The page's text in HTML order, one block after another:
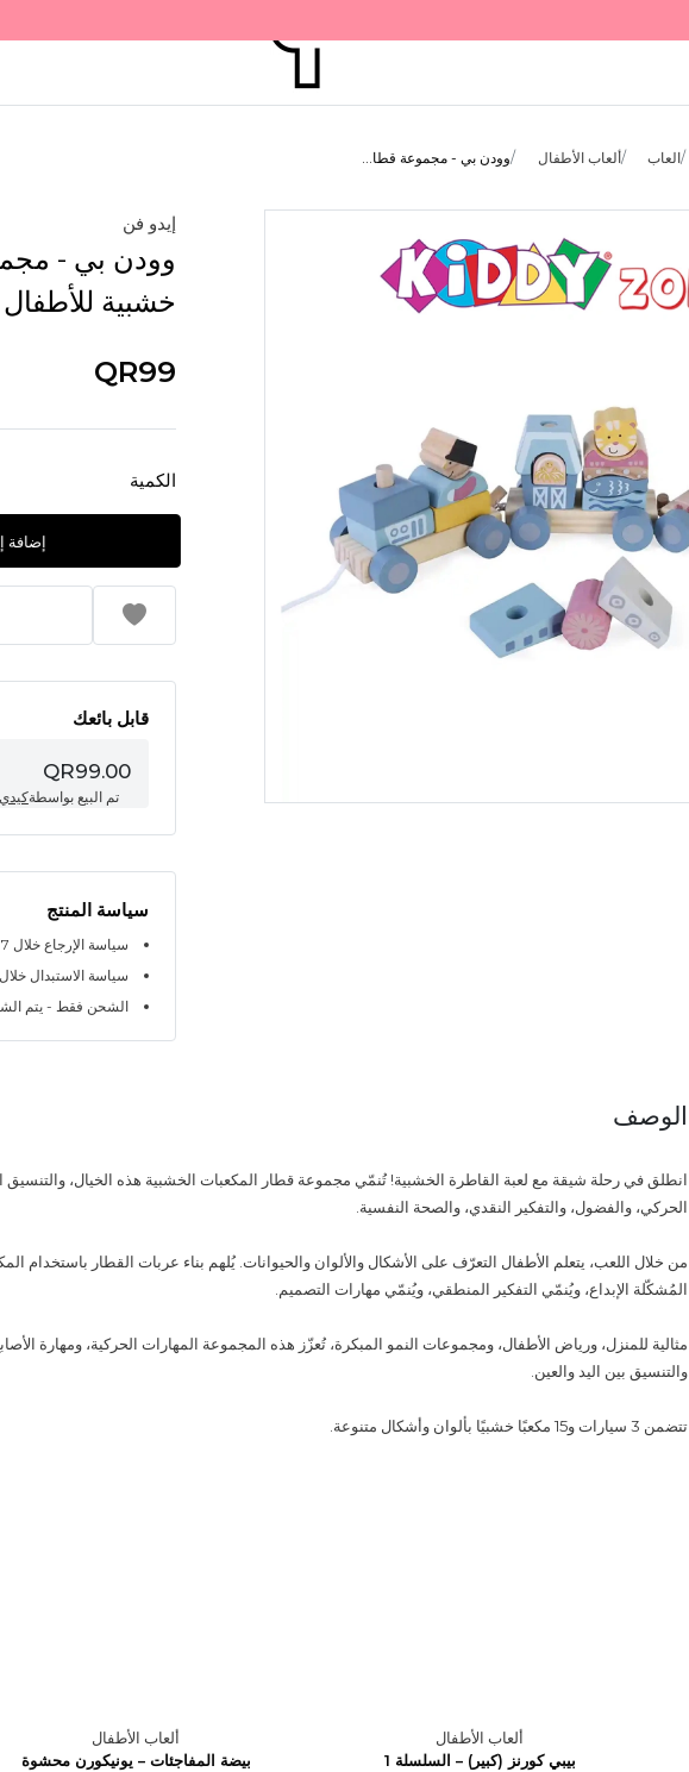
العاب ألعاب الأطفال وودن بي - مجموعة قطا...
إيدو فن
وودن بي -
خشبية للأطفال من 1 إلى
QR99
الكمية
قابل بائعك
QR99.00
تم البيع بواسطة
سياسة المنتج
سياسة الإرجاع خلال 7 أيام
سياسة الاستبدال خلال 14
الشحن فقط - يتم
الوصف
انطلق في رحلة شيقة مع لعبة القاطرة الخشبية! تُنمّي مجموعة قطار المكعبات الخشبية هذه الخيال، والتنسيق
الحركي، والفضول، والتفكير النقدي، والصحة النفسية.
من خلال اللعب، يتعلم الأطفال التعرّف على الأشكال والألوان والحيوانات. يُلهم بناء عربات القطار باستخدام
المُشكّلة الإبداع، ويُنمّي التفكير المنطقي، ويُنمّي مهارات التصميم.
مثالية للمنزل، ورياض الأطفال، ومجموعات النمو المبكرة، تُعزّز هذه المجموعة المهارات الحركية، ومهارة
والتنسيق بين اليد والعين.
تتضمن 3 سيارات و15 مكعبًا خشبيًا بألوان وأشكال متنوعة.
ألعاب الأطفال
بيبي كورنز (كبير) – السلسلة 1
ألعاب الأطفال
بيضة المفاجئات – يونيكورن محشوة